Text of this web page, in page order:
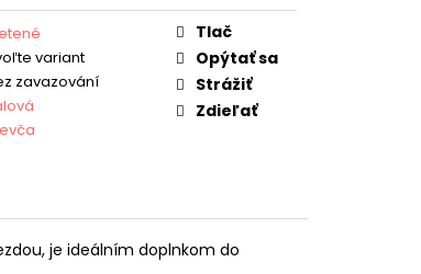
variant
zavazování
Tlač
Opýtať sa
Strážiť
Zdieľať
je ideálním doplnkom do